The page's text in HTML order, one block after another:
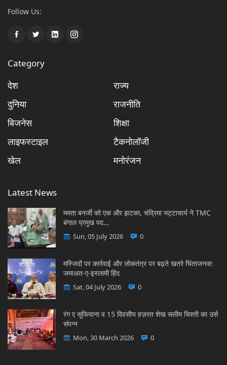
Follow Us:
Category
देश
राज्य
दुनिया
राजनीति
बिजनेस
शिक्षा
लाइफस्टाइल
टैकनोलॉजी
खेल
मनोरंजन
Latest News
ममता बनर्जी को एक और झटका, चंद्रिमा भट्टाचार्य ने TMC
बंगाल प्रमुख पद…
Sun, 05 July 2026 0
मस्जिदों पर कार्रवाई और लोकतंत्र पर बढ़ते खतरे चिंताजनक:
जमाअत-ए-इस्लामी हिंद
Sat, 04 July 2026 0
रंग ए सूफियाना व 15 दिवसीय हज़रत शेख सलीम चिश्ती का उर्स
संपन्न
Mon, 30 March 2026 0